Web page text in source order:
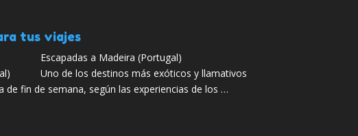
tus viajes
Escapadas a Madeira (Portugal)
Uno de los destinos más exóticos y llamativos
de fin de semana, según las experiencias de los …